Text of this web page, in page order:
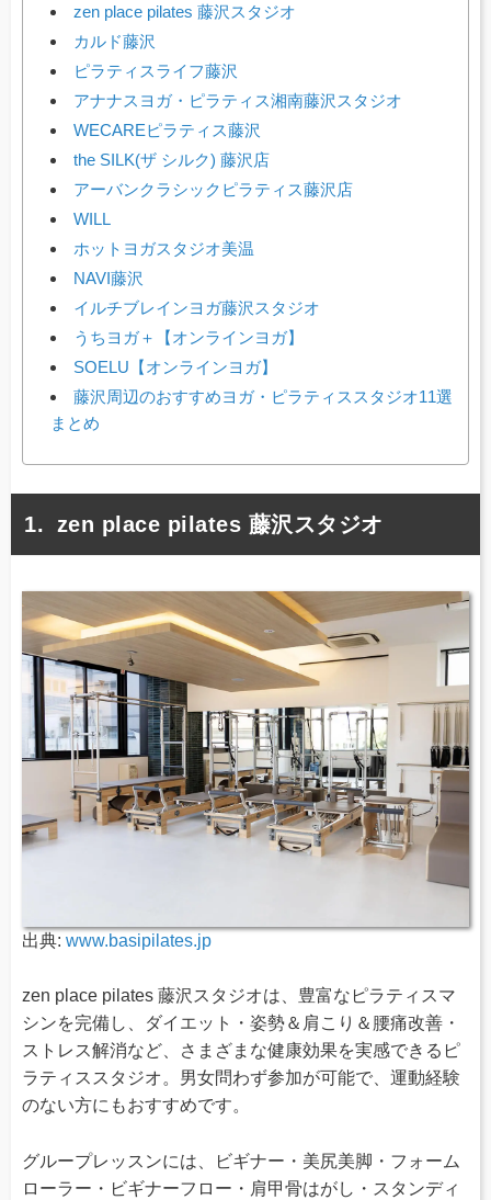
zen place pilates 藤沢スタジオ
カルド藤沢
ピラティスライフ藤沢
アナナスヨガ・ピラティス湘南藤沢スタジオ
WECAREピラティス藤沢
the SILK(ザ シルク) 藤沢店
アーバンクラシックピラティス藤沢店
WILL
ホットヨガスタジオ美温
NAVI藤沢
イルチブレインヨガ藤沢スタジオ
うちヨガ＋【オンラインヨガ】
SOELU【オンラインヨガ】
藤沢周辺のおすすめヨガ・ピラティススタジオ11選
まとめ
zen place pilates 藤沢スタジオ
出典: www.basipilates.jp
zen place pilates 藤沢スタジオは、豊富なピラティスマ
シンを完備し、ダイエット・姿勢＆肩こり＆腰痛改善・
ストレス解消など、さまざまな健康効果を実感できるピ
ラティススタジオ。男女問わず参加が可能で、運動経験
のない方にもおすすめです。
グループレッスンには、ビギナー・美尻美脚・フォーム
ローラー・ビギナーフロー・肩甲骨はがし・スタンディ